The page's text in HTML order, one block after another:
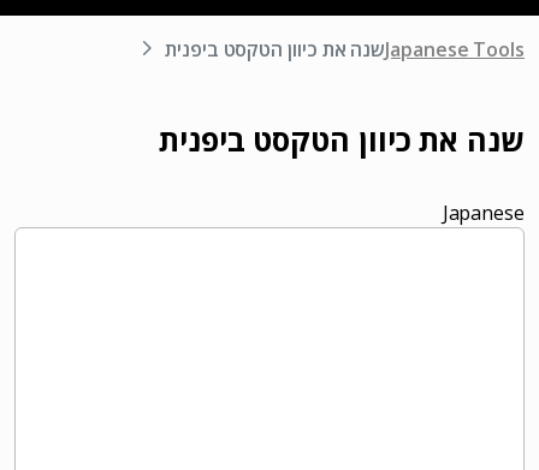
Japanese Toolsשנה את כיוון הטקסט ביפנית
שנה את כיוון הטקסט ביפנית
Japanese